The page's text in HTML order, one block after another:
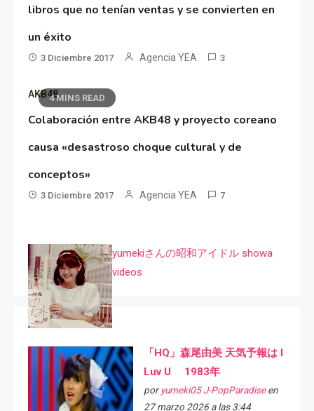
libros que no tenían ventas y se convierten en
un éxito
3 Diciembre 2017 Agencia YEA 3
4 MINS READ
AKB48
Colaboración entre AKB48 y proyecto coreano
causa «desastroso choque cultural y de
conceptos»
3 Diciembre 2017 Agencia YEA 7
yumekiさんの昭和アイドル showa
videos
「HQ」森尾由美 天気予報は I
Luv U 1983年
por yumeki05 J-PopParadiseen
27 marzo 2026 a las 3:44